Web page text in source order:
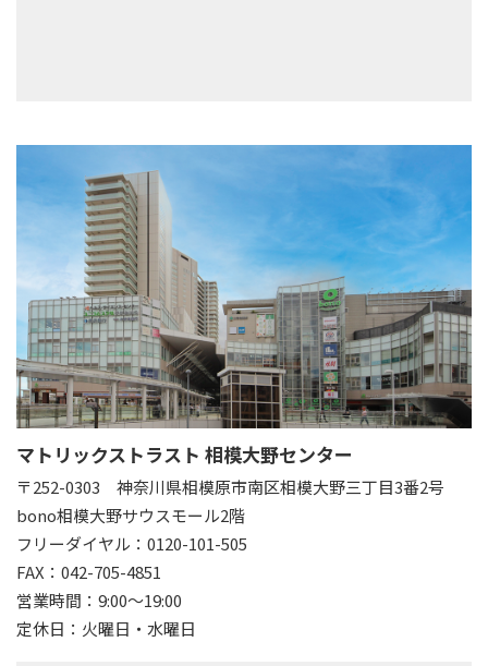
マトリックストラスト 相模大野センター
〒252-0303 神奈川県相模原市南区相模大野三丁目3番2号
bono相模大野サウスモール2階
フリーダイヤル：0120-101-505
FAX：042-705-4851
営業時間：9:00～19:00
定休日：火曜日・水曜日